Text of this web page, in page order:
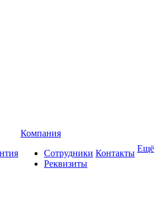
Компания
Сотрудники
Реквизиты
Контакты Ещё